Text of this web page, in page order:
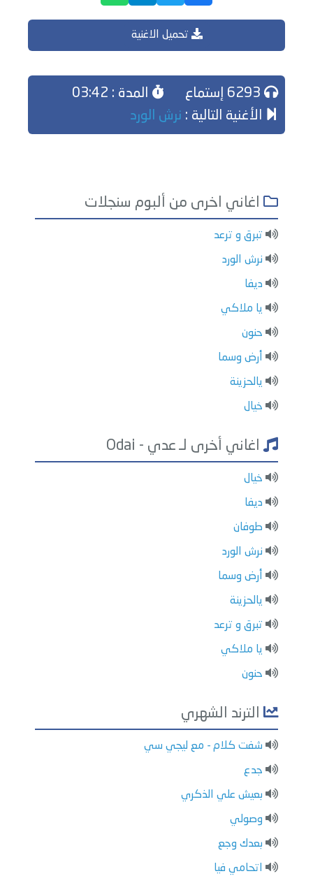
تحميل الاغنية
المدة : 03:42
الأغنية التالية : نرش الورد
اغاني اخرى من ألبوم سنجلات
تبرق و ترعد
نرش الورد
ديفا
يا ملاكي
حنون
أرض وسما
يالحزينة
خيال
اغاني أخرى لـ عدي - Odai
خيال
ديفا
طوفان
نرش الورد
أرض وسما
يالحزينة
تبرق و ترعد
يا ملاكي
حنون
الترند الشهري
شفت كلام - مع ليجي سي
جدع
بعيش علي الذكري
وصولي
بعدك وجع
اتحامي فيا